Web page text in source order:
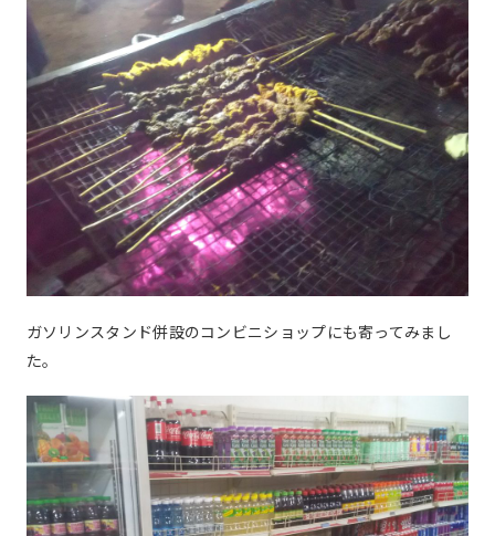
ガソリンスタンド併設のコンビニショップにも寄ってみまし
た。